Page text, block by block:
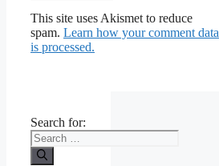
This site uses Akismet to reduce
spam. Learn how your comment data
is processed.
Search for: